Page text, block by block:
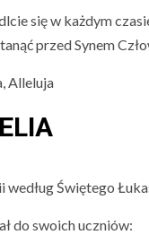
się w każdym
przed Synem
Alleluja
według Świętego
do swoich uczniów: